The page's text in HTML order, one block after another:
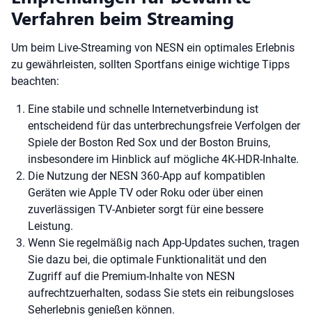
Verfahren beim Streaming
Um beim Live-Streaming von NESN ein optimales Erlebnis
zu gewährleisten, sollten Sportfans einige wichtige Tipps
beachten:
Eine stabile und schnelle Internetverbindung ist
entscheidend für das unterbrechungsfreie Verfolgen der
Spiele der Boston Red Sox und der Boston Bruins,
insbesondere im Hinblick auf mögliche 4K-HDR-Inhalte.
Die Nutzung der NESN 360-App auf kompatiblen
Geräten wie Apple TV oder Roku oder über einen
zuverlässigen TV-Anbieter sorgt für eine bessere
Leistung.
Wenn Sie regelmäßig nach App-Updates suchen, tragen
Sie dazu bei, die optimale Funktionalität und den
Zugriff auf die Premium-Inhalte von NESN
aufrechtzuerhalten, sodass Sie stets ein reibungsloses
Seherlebnis genießen können.